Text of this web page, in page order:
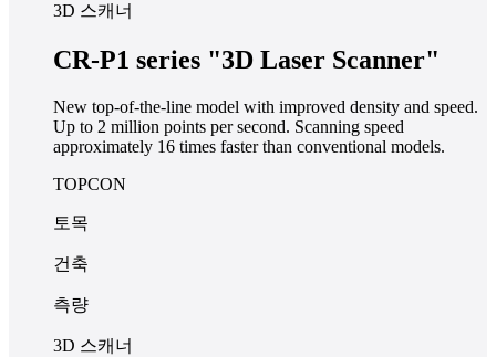
3D 스캐너
CR-P1 series "3D Laser Scanner"
New top-of-the-line model with improved density and speed.
Up to 2 million points per second. Scanning speed
approximately 16 times faster than conventional models.
TOPCON
토목
건축
측량
3D 스캐너